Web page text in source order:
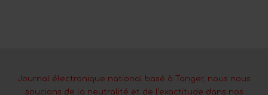
Journal électronique national basé à Tanger, nous nous
soucions de la neutralité et de l’exactitude dans nos